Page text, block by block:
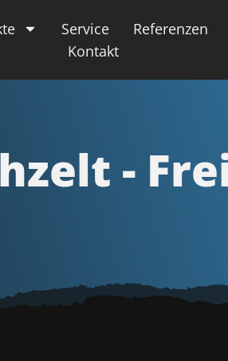
Service Referenzen
Kontakt
-